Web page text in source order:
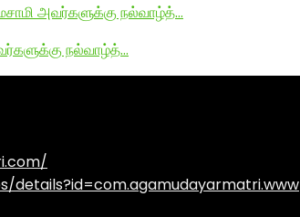
அவர்களுக்கு நல்வாழ்த்…
நல்வாழ்த்…